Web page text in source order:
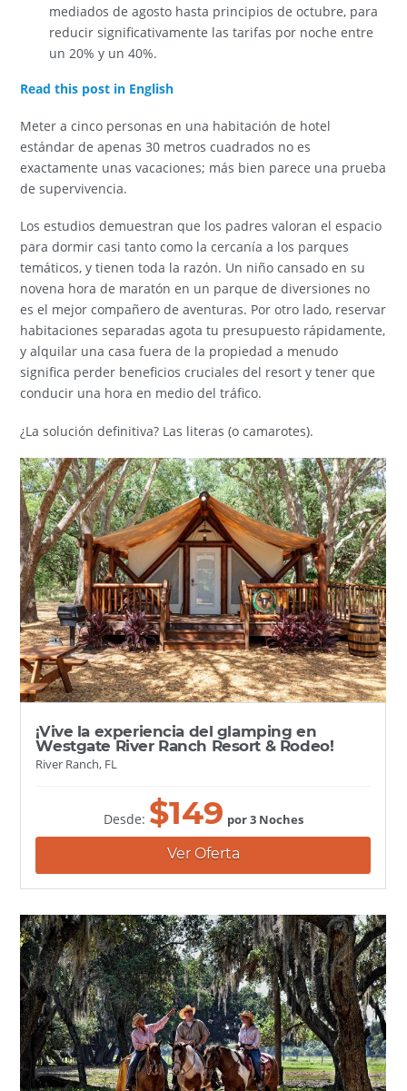
mediados de agosto hasta principios de octubre, para
reducir significativamente las tarifas por noche entre
un 20% y un 40%.
Read this post in English
Meter a cinco personas en una habitación de hotel
estándar de apenas 30 metros cuadrados no es
exactamente unas vacaciones; más bien parece una prueba
de supervivencia.
Los estudios demuestran que los padres valoran el espacio
para dormir casi tanto como la cercanía a los parques
temáticos, y tienen toda la razón. Un niño cansado en su
novena hora de maratón en un parque de diversiones no
es el mejor compañero de aventuras. Por otro lado, reservar
habitaciones separadas agota tu presupuesto rápidamente,
y alquilar una casa fuera de la propiedad a menudo
significa perder beneficios cruciales del resort y tener que
conducir una hora en medio del tráfico.
¿La solución definitiva? Las literas (o camarotes).
¡Vive la experiencia del glamping en
Westgate River Ranch Resort & Rodeo!
River Ranch, FL
Desde: $149 por 3 Noches
Ver Oferta